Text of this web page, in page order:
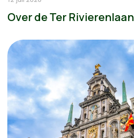
Over de Ter Rivierenlaan